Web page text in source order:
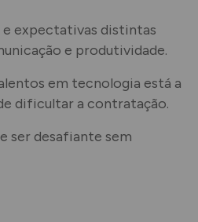
expectativas distintas
e produtividade.
em tecnologia está a
dificultar a contratação.
ser desafiante sem